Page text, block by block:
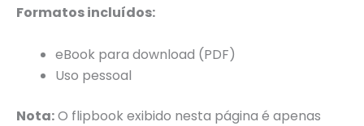
Formatos incluídos:
eBook para download (PDF)
Uso pessoal
Nota:O flipbook exibido nesta página é apenas